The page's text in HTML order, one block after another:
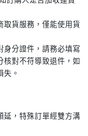
取貨服務，僅能使用貨
身分證件，請務必填寫
核對不符導致退件，如
失。
延，特殊訂單經雙方溝